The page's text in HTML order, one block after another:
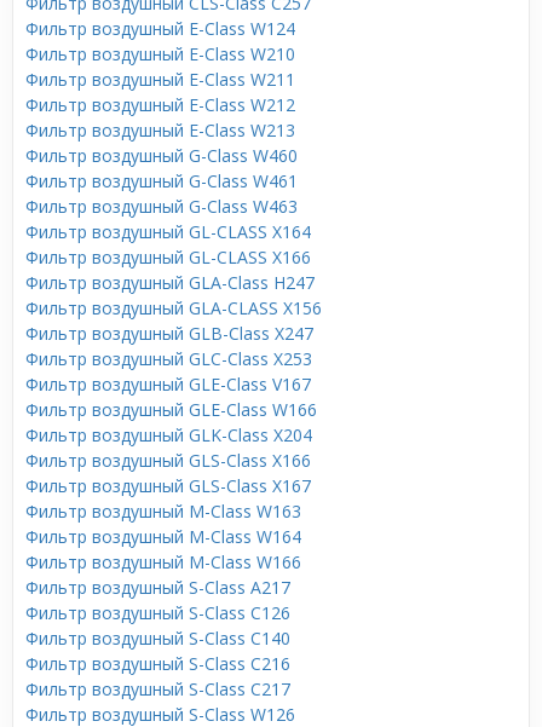
Фильтр воздушный E-Class W124
Фильтр воздушный E-Class W210
Фильтр воздушный E-Class W211
Фильтр воздушный E-Class W212
Фильтр воздушный E-Class W213
Фильтр воздушный G-Class W460
Фильтр воздушный G-Class W461
Фильтр воздушный G-Class W463
Фильтр воздушный GL-CLASS X164
Фильтр воздушный GL-CLASS X166
Фильтр воздушный GLA-Class H247
Фильтр воздушный GLA-CLASS X156
Фильтр воздушный GLB-Class X247
Фильтр воздушный GLC-Class X253
Фильтр воздушный GLE-Class V167
Фильтр воздушный GLE-Class W166
Фильтр воздушный GLK-Class X204
Фильтр воздушный GLS-Class X166
Фильтр воздушный GLS-Class X167
Фильтр воздушный M-Class W163
Фильтр воздушный M-Class W164
Фильтр воздушный M-Class W166
Фильтр воздушный S-Class A217
Фильтр воздушный S-Class C126
Фильтр воздушный S-Class C140
Фильтр воздушный S-Class C216
Фильтр воздушный S-Class C217
Фильтр воздушный S-Class W126